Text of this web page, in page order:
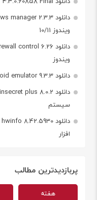
ویندوز 10/11
ویندوز
دانلود memu android emulator 9.3.3 شبیه ساز اندروید در ویندوز
سیستم
افزار
پربازدیدترین مطالب
هفته